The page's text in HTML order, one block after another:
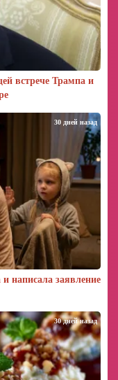
встрече Трампа и
написала заявление
30 дней назад
30 дней назад